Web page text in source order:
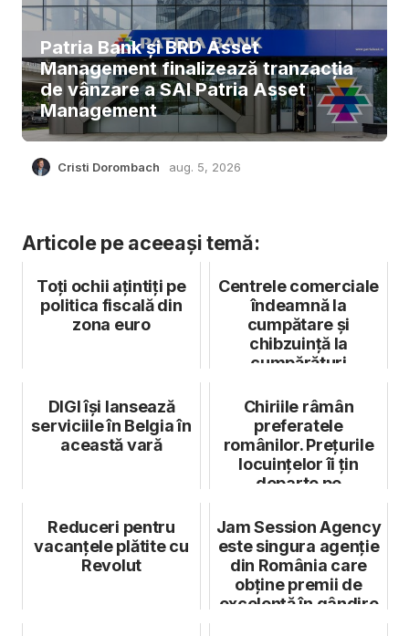
Patria Bank și BRD Asset
Management finalizează tranzacția
de vânzare a SAI Patria Asset
Management
Cristi Dorombach aug. 5, 2026
Articole pe aceeași temă:
Toți ochii ațintiți pe
politica fiscală din
zona euro
Centrele comerciale
îndeamnă la
cumpătare și
chibzuință la
cumpărături
DIGI își lansează
serviciile în Belgia în
această vară
Chiriile râmân
preferatele
românilor. Prețurile
locuințelor îi țin
departe pe
Reduceri pentru
vacanțele plătite cu
Revolut
Jam Session Agency
este singura agenție
din România care
obține premii de
excelență în gândire